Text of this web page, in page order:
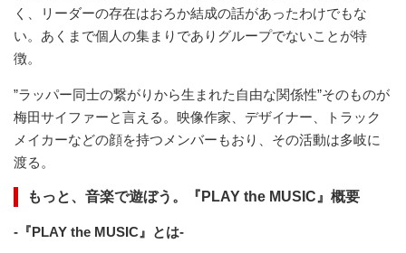
く、リーダーの存在はおろか結成の話があったわけでもな
い。あくまで個人の集まりでありグループでないことが特
徴。
”ラッパー同士の繋がりから生まれた自由な関係性”そのものが
梅田サイファーと言える。映像作家、デザイナー、トラック
メイカーなどの顔を持つメンバーもおり、その活動は多岐に
渡る。
もっと、音楽で遊ぼう。『PLAY the MUSIC』概要
-『PLAY the MUSIC』とは-